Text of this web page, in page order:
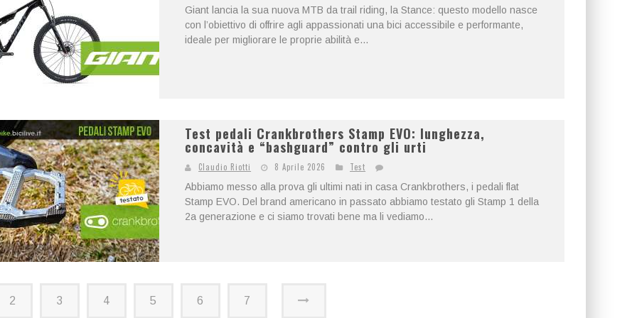
Giant lancia la sua nuova MTB da trail riding, la Stance: questo modello nasce
con l’obiettivo di offrire agli appassionati una bici accessibile e performante,
ideale per migliorare le proprie abilità e...
Test pedali Crankbrothers Stamp EVO: lunghezza,
concavità e “bashguard” contro gli urti
Claudio Riotti 8 Aprile 2026
Test
Abbiamo messo alla prova gli ultimi nati in casa Crankbrothers, i pedali flat
Stamp EVO. Del brand americano in passato abbiamo testato gli Stamp 1 della
2a generazione e ci siamo trovati bene ma li vediamo...
2 3 4 5 6 7